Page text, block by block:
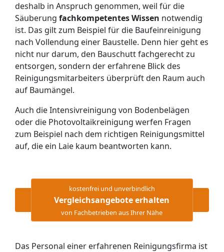
deshalb in Anspruch genommen, weil für die
Säuberung fachkompetentes Wissen notwendig
ist. Das gilt zum Beispiel für die Baufeinreinigung
nach Vollendung einer Baustelle. Denn hier geht es
nicht nur darum, den Bauschutt fachgerecht zu
entsorgen, sondern der erfahrene Blick des
Reinigungsmitarbeiters überprüft den Raum auch
auf Baumängel.
Auch die Intensivreinigung von Bodenbelägen
oder die Photovoltaikreinigung werfen Fragen
zum Beispiel nach dem richtigen Reinigungsmittel
auf, die ein Laie kaum beantworten kann.
kostenfrei und unverbindlich
Vergleichsangebote erhalten
von Fachbetrieben aus Ihrer Nähe
Das Personal einer erfahrenen Reinigungsfirma ist